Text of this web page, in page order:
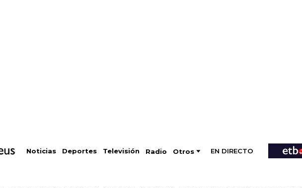
Noticias Deportes Televisión Radio Otros EN DIRECTO